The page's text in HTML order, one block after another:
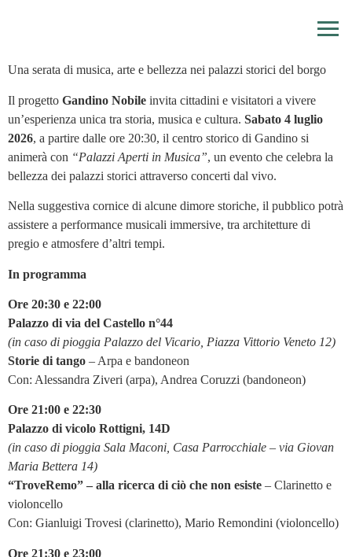
Una serata di musica, arte e bellezza nei palazzi storici del borgo
Il progetto Gandino Nobile invita cittadini e visitatori a vivere
un’esperienza unica tra storia, musica e cultura. Sabato 4 luglio
2026, a partire dalle ore 20:30, il centro storico di Gandino si
animerà con “Palazzi Aperti in Musica”, un evento che celebra la
bellezza dei palazzi storici attraverso concerti dal vivo.
Nella suggestiva cornice di alcune dimore storiche, il pubblico potrà
assistere a performance musicali immersive, tra architetture di
pregio e atmosfere d’altri tempi.
In programma
Ore 20:30 e 22:00
Palazzo di via del Castello n°44
(in caso di pioggia Palazzo del Vicario, Piazza Vittorio Veneto 12)
Storie di tango – Arpa e bandoneon
Con: Alessandra Ziveri (arpa), Andrea Coruzzi (bandoneon)
Ore 21:00 e 22:30
Palazzo di vicolo Rottigni, 14D
(in caso di pioggia Sala Maconi, Casa Parrocchiale – via Giovan
Maria Bettera 14)
“TroveRemo” – alla ricerca di ciò che non esiste – Clarinetto e
violoncello
Con: Gianluigi Trovesi (clarinetto), Mario Remondini (violoncello)
Ore 21:30 e 23:00